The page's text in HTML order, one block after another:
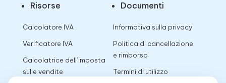
Risorse
Calcolatore IVA
Verificatore IVA
Calcolatrice dell’imposta
sulle vendite
Documenti
Informativa sulla privacy
Politica di cancellazione
e rimborso
Termini di utilizzo